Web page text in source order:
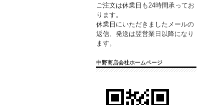
ご注文は休業日も24時間承ってお
ります。
休業日にいただきましたメールの
返信、発送は翌営業日以降になり
ます。
中野商店会社ホームページ